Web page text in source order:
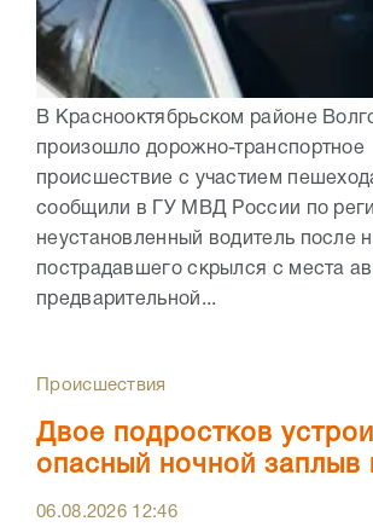
В Краснооктябрьском районе
произошло дорожно-транспортное
происшествие с участием
сообщили в ГУ МВД России по
неустановленный водитель после
пострадавшего скрылся с места
предварительной...
Происшествия
Двое подростков
опасный ночной заплыв
06.08.2026 12:46